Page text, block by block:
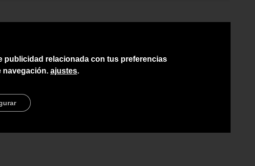
publicidad relacionada con tus preferencias
navegación. ajustes.